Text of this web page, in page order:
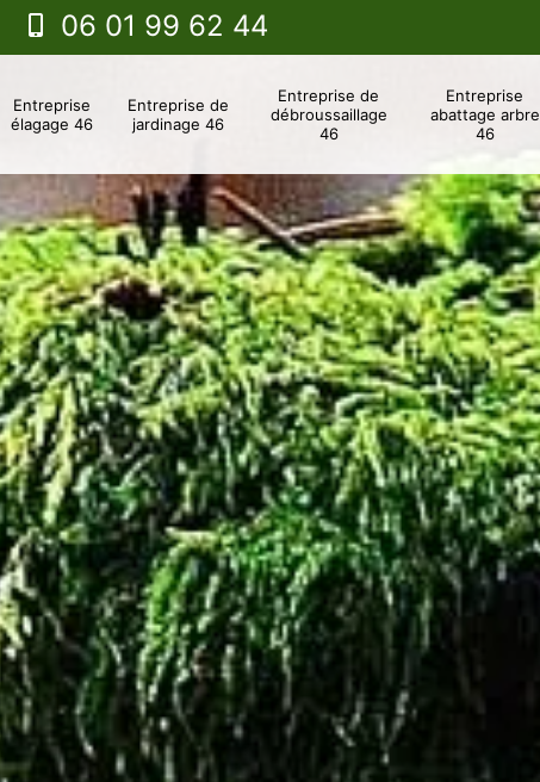
06 01 99 62 44
Entreprise
élagage 46
Entreprise de
jardinage 46
Entreprise de
débroussaillage
46
Entreprise
abattage arbre
46